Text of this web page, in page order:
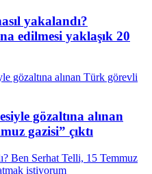
yakalandı?
edilmesi yaklaşık 20
gözaltına alınan
gazisi” çıktı